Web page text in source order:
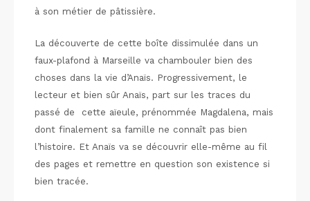
à son métier de pâtissière.
La découverte de cette boîte dissimulée dans un
faux-plafond à Marseille va chambouler bien des
choses dans la vie d’Anaïs. Progressivement, le
lecteur et bien sûr Anaïs, part sur les traces du
passé de cette aïeule, prénommée Magdalena, mais
dont finalement sa famille ne connaît pas bien
l’histoire. Et Anaïs va se découvrir elle-même au fil
des pages et remettre en question son existence si
bien tracée.